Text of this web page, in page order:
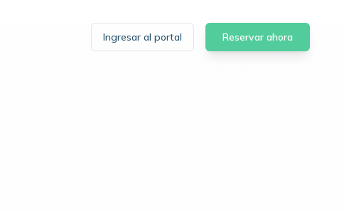
Ingresar al portal Reservar ahora